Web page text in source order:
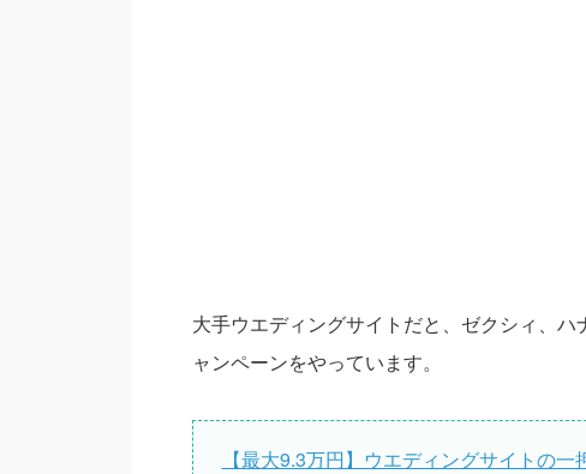
大手ウエディングサイトだと、ゼクシィ、
ャンペーンをやっています。
【最大9.3万円】ウエディングサイトの一